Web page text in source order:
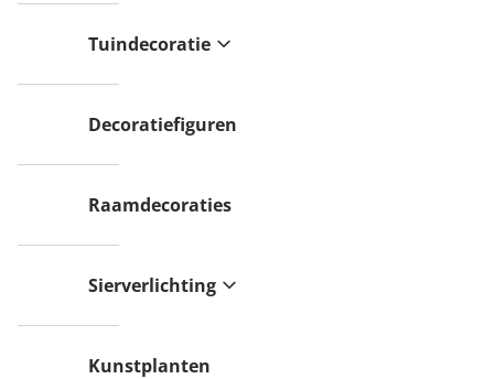
Tuindecoratie
Decoratiefiguren
Raamdecoraties
Sierverlichting
Kunstplanten